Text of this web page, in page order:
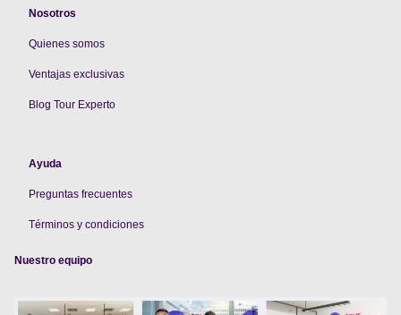
Nosotros
Quienes somos
Ventajas exclusivas
Blog Tour Experto
Ayuda
Preguntas frecuentes
Términos y condiciones
Nuestro equipo